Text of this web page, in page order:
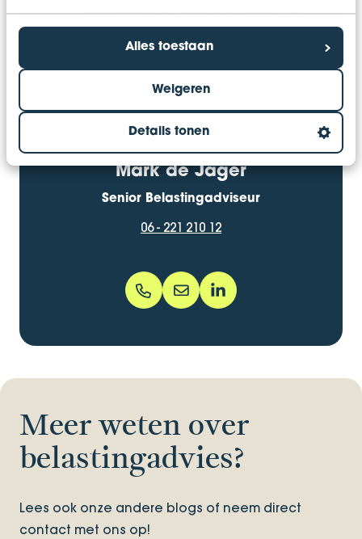
Alles toestaan
Weigeren
Details tonen
Mark de Jager
Senior Belastingadviseur
06 - 221 210 12
06 - 221 210 12
mark.de.jager@bentacera.nl
markdejager2
Meer weten over
belastingadvies?
Lees ook onze andere blogs of neem direct
contact met ons op!